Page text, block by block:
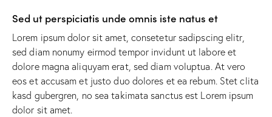
Sed ut perspiciatis unde omnis iste natus et
Lorem ipsum dolor sit amet, consetetur sadipscing elitr,
sed diam nonumy eirmod tempor invidunt ut labore et
dolore magna aliquyam erat, sed diam voluptua. At vero
eos et accusam et justo duo dolores et ea rebum. Stet clita
kasd gubergren, no sea takimata sanctus est Lorem ipsum
dolor sit amet.